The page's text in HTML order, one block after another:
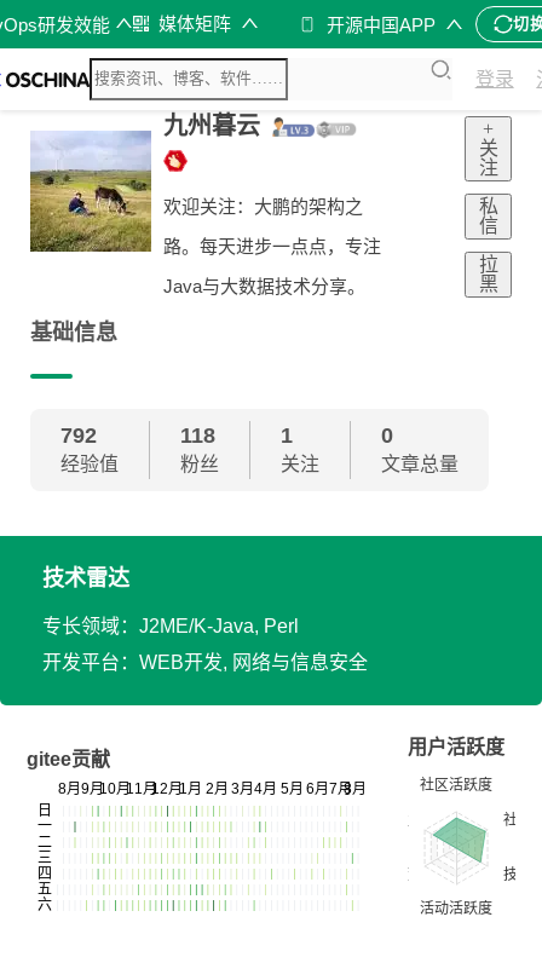
研发效能 媒体矩阵 开源中国APP 切
登录
九州暮云
欢迎关注：大鹏的架构之
路。每天进步一点点，专注
Java与大数据技术分享。
+
关
注
私
信
拉
黑
基础信息
792
经验值
118
粉丝
1
关注
0
文章总量
技术雷达
专长领域：J2ME/K-Java, Perl
开发平台：WEB开发, 网络与信息安全
gitee贡献
用户活跃度